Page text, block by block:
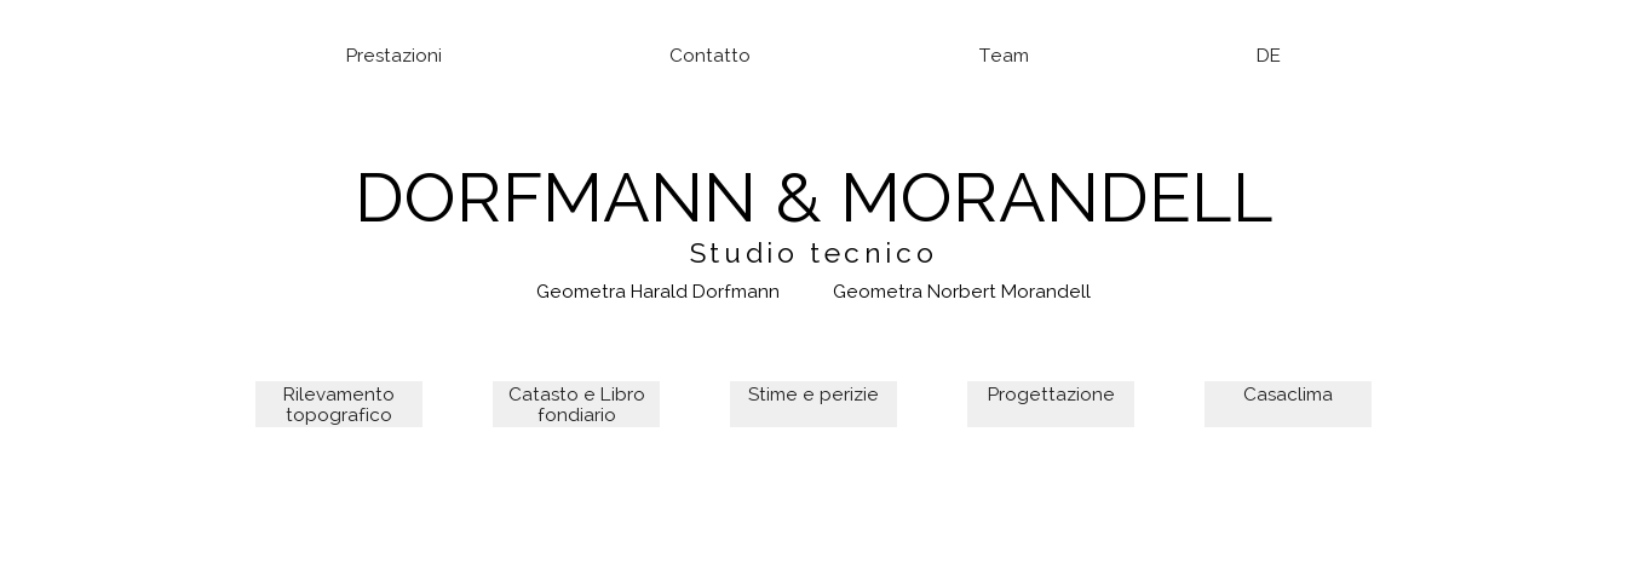
Prestazioni Contatto Team DE
DORFMANN & MORANDELL
Studio tecnico
Geometra Harald Dorfmann Geometra Norbert Morandell
Rilevamento
topografico
Catasto e Libro
fondiario
Stime e perizie Progettazione Casaclima